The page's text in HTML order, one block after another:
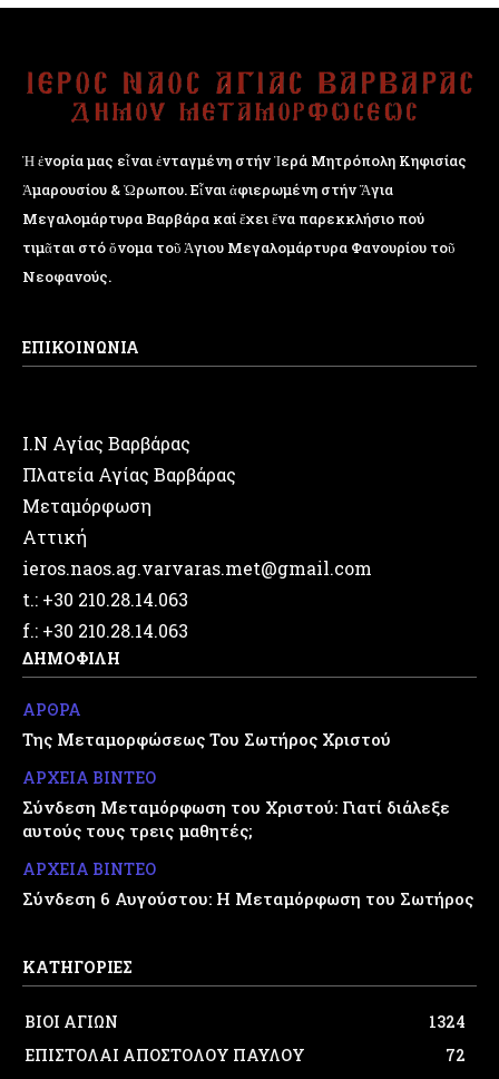
Ἡ ἐνορία μας εἶναι ἐνταγμένη στήν Ἱερά Μητρόπολη Κηφισίας
Ἁμαρουσίου & Ὠρωπου. Εἶναι ἀφιερωμένη στήν Ἅγια
Μεγαλομάρτυρα Βαρβάρα καί ἔχει ἕνα παρεκκλήσιο πού
τιμᾶται στό ὄνομα τοῦ Ἁγιου Μεγαλομάρτυρα Φανουρίου τοῦ
Νεοφανούς.
ΕΠΙΚΟΙΝΩΝΙΑ
Ι.Ν Αγίας Βαρβάρας
Πλατεία Αγίας Βαρβάρας
Μεταμόρφωση
Αττική
ieros.naos.ag.varvaras.met@gmail.com
t.: +30 210.28.14.063
f.: +30 210.28.14.063
ΔΗΜΟΦΙΛΗ
ΑΡΘΡΑ
Της Μεταμορφώσεως Του Σωτήρος Χριστού
ΑΡΧΕΙΑ ΒΙΝΤΕΟ
Σύνδεση Μεταμόρφωση του Χριστού: Γιατί διάλεξε
αυτούς τους τρεις μαθητές;
ΑΡΧΕΙΑ ΒΙΝΤΕΟ
Σύνδεση 6 Αυγούστου: Η Μεταμόρφωση του Σωτήρος
ΚΑΤΗΓΟΡΙΕΣ
ΒΙΟΙ ΑΓΙΩΝ
1324
ΕΠΙΣΤΟΛΑΙ ΑΠΟΣΤΟΛΟΥ ΠΑΥΛΟΥ
72